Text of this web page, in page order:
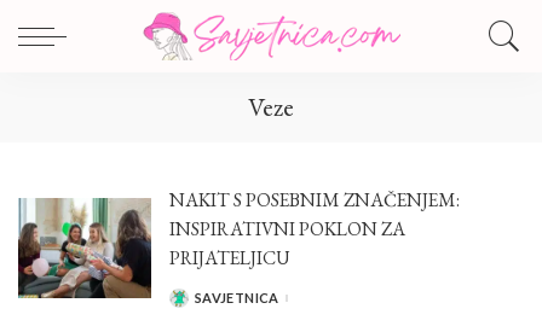
Veze
NAKIT S POSEBNIM ZNAČENJEM:
INSPIRATIVNI POKLON ZA
PRIJATELJICU
POSTED
SAVJETNICA